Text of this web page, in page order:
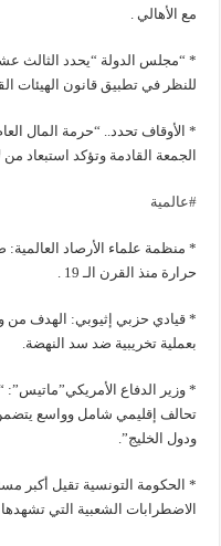
مع الأهالي .
* “مجلس الدولة “يحدد الثالث
للنظر في تطبيق قانون الهيئات
* الأوقاف تحدد.. “حرمة المال
الجمعة القادمة وتؤكد استبعاد من
#عالمية
حرارة منذ القرن الـ 19 .
* قيادي حزبي إثيوبي: الهدف من
بعملية تخريبية ضد سد النهضة.
* وزير الدفاع الأمريكي”ماتيس”:
تحالف إقليمي شامل وواسع
ودول الخليج”.
* الحكومة التونسية تقيل أكبر
الاضطرابات الشعبية التي